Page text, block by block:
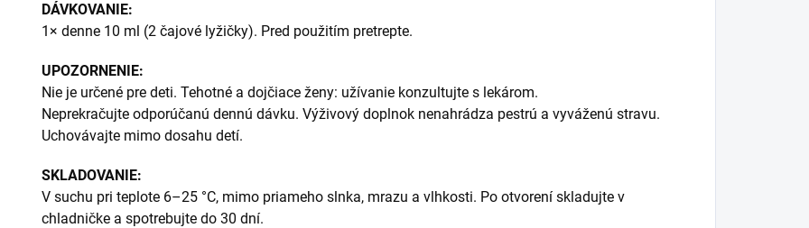
DÁVKOVANIE:
1× denne 10 ml (2 čajové lyžičky). Pred použitím pretrepte.
UPOZORNENIE:
Nie je určené pre deti. Tehotné a dojčiace ženy: užívanie konzultujte s lekárom.
Neprekračujte odporúčanú dennú dávku. Výživový doplnok nenahrádza pestrú a vyváženú stravu.
Uchovávajte mimo dosahu detí.
SKLADOVANIE:
V suchu pri teplote 6–25 °C, mimo priameho slnka, mrazu a vlhkosti. Po otvorení skladujte v
chladničke a spotrebujte do 30 dní.